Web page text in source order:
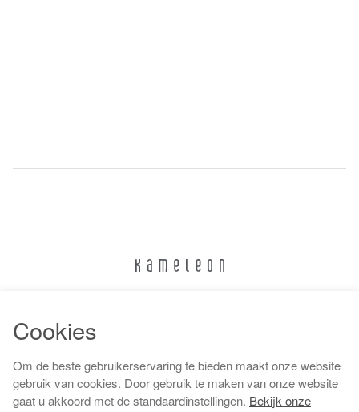
Algemene voorwaarden
Cookies
Om de beste gebruikerservaring te bieden maakt onze website
gebruik van cookies. Door gebruik te maken van onze website
gaat u akkoord met de standaardinstellingen. Bekijk onze